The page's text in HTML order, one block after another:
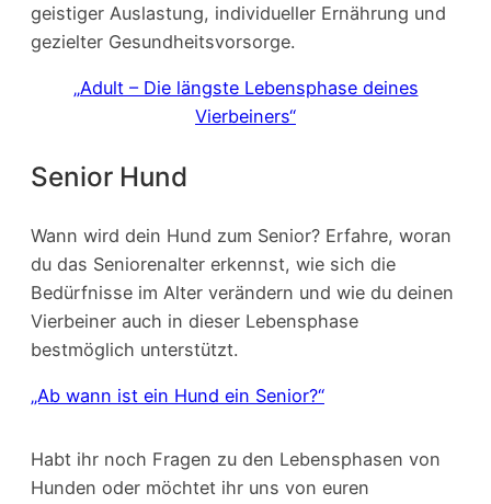
geistiger Auslastung, individueller Ernährung und
gezielter Gesundheitsvorsorge.
„Adult – Die längste Lebensphase deines
Vierbeiners“
Senior Hund
Wann wird dein Hund zum Senior? Erfahre, woran
du das Seniorenalter erkennst, wie sich die
Bedürfnisse im Alter verändern und wie du deinen
Vierbeiner auch in dieser Lebensphase
bestmöglich unterstützt.
„Ab wann ist ein Hund ein Senior?“
Habt ihr noch Fragen zu den Lebensphasen von
Hunden oder möchtet ihr uns von euren